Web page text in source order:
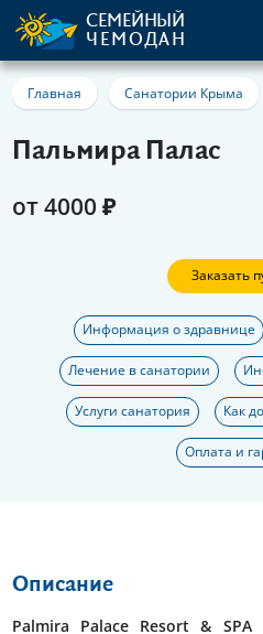
СЕМЕЙНЫЙ
ЧЕМОДАН
Главная Санатории Крыма
Пальмира Палас
от 4000 ₽
Заказать
Информация о здравнице
Лечение в санатории
Услуги санатория Как
Оплата и
Описание
Palmira Palace Resort & SPA